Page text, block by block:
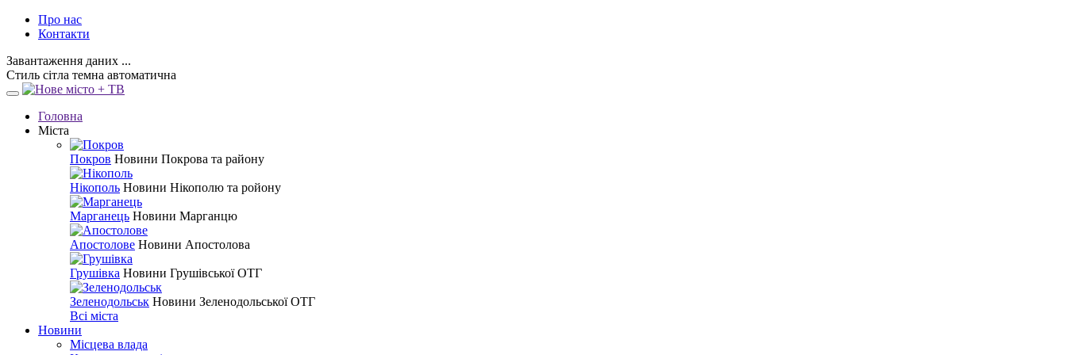
Про нас
Контакти
Завантаження даних ...
Стиль сітла темна автоматична
Головна
Міста
Покров Новини Покрова та району
Нікополь Новини Нікополю та ройону
Марганець Новини Марганцю
Апостолове Новини Апостолова
Грушівка Новини Грушівської ОТГ
Зеленодольськ Новини Зеленодольської ОТГ
Всі міста
Новини
Місцева влада